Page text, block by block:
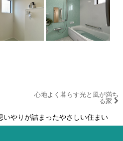
心地よく暮らす光と風が満ち
る家
いやりが詰まったやさしい住まい